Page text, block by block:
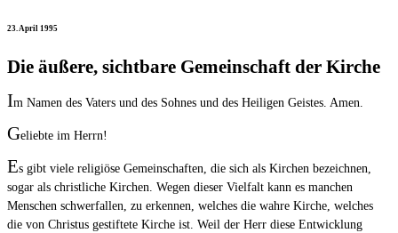
23. April 1995
Die äußere, sichtbare Gemeinschaft der Kirche
Im Namen des Vaters und des Sohnes und des Heiligen Geistes. Amen.
Geliebte im Herrn!
Es gibt viele religiöse Gemeinschaften, die sich als Kirchen bezeichnen,
sogar als christliche Kirchen. Wegen dieser Vielfalt kann es manchen
Menschen schwerfallen, zu erkennen, welches die wahre Kirche, welches
die von Christus gestiftete Kirche ist. Weil der Herr diese Entwicklung